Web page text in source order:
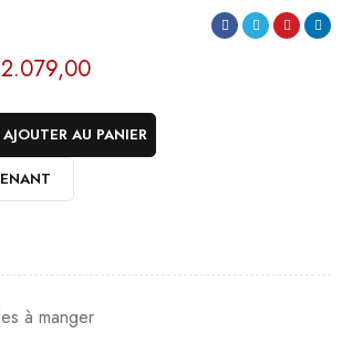
2.079,00
AJOUTER AU PANIER
à manger